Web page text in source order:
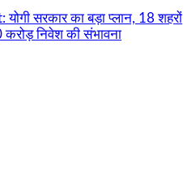
सरकार का बड़ा प्लान, 18 शहरों
निवेश की संभावना